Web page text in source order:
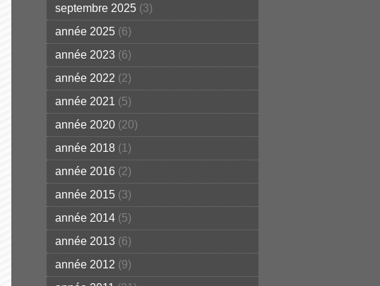
septembre 2025 (3)
année 2025 (6)
année 2023 (6)
année 2022 (2)
année 2021 (5)
année 2020 (20)
année 2018 (1)
année 2016 (2)
année 2015 (3)
année 2014 (5)
année 2013 (6)
année 2012 (9)